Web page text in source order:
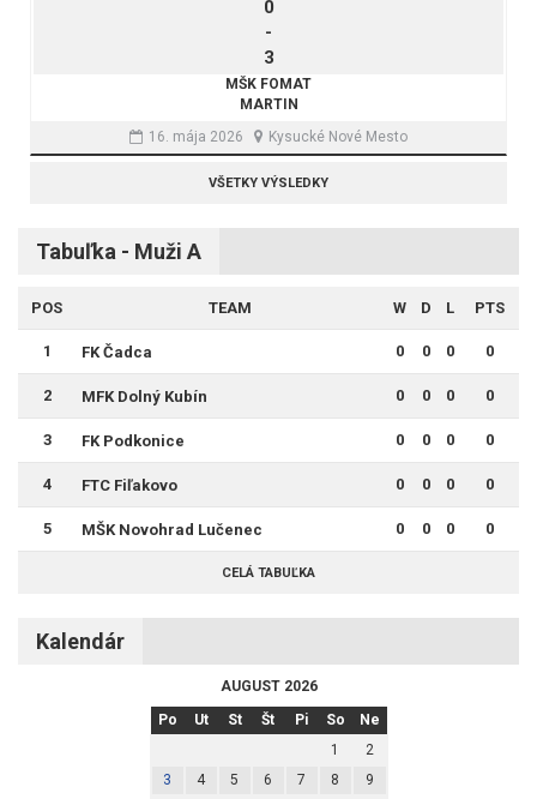
0
-
3
MŠK FOMAT
MARTIN
16. mája 2026
Kysucké Nové Mesto
VŠETKY VÝSLEDKY
Tabuľka - Muži A
POS TEAM W D L PTS
1 FK Čadca 0 0 0 0
2 MFK Dolný Kubín 0 0 0 0
3 FK Podkonice 0 0 0 0
4 FTC Fiľakovo 0 0 0 0
5 MŠK Novohrad Lučenec 0 0 0 0
CELÁ TABUĽKA
Kalendár
AUGUST 2026
Po
Ut St Št Pi So
Ne
1
2
3
4 5 6 7 8
9